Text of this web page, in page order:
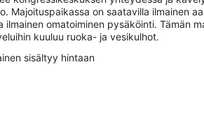
Majoituspaikassa on saatavilla ilmainen
ilmainen omatoiminen pysäköinti. Tämän
kuuluu ruoka- ja vesikulhot.
sisältyy hintaan